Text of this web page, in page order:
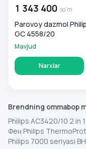
1 343 400 so'm
Parovoy dazmol
GC 4558/20
Mavjud
Narxlar
Brendning ommabop
Philips AC3420/10 2 in
Фен Philips
Philips 7000 seriyasi